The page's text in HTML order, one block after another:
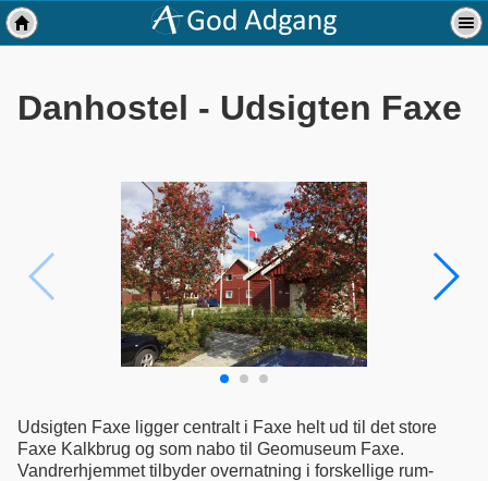
Danhostel - Udsigten Faxe
Udsigten Faxe ligger centralt i Faxe helt ud til det store
Faxe Kalkbrug og som nabo til Geomuseum Faxe.
Vandrerhjemmet tilbyder overnatning i forskellige rum-